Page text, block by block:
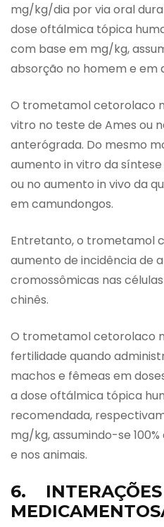
mg/kg/dia por via oral
dose oftálmica tópica
com base em mg/kg,
absorção no homem e em
O trometamol cetorolaco
vitro no teste de Ames ou
anterógrada. Do mesmo
aumento in vitro da
ou no aumento in vivo da
em camundongos.
Entretanto, o trometamol
aumento de incidência de
cromossômicas nas
chinês.
O trometamol cetorolaco
fertilidade quando
machos e fêmeas em
a dose oftálmica tópica
recomendada,
mg/kg, assumindo-se
e nos animais.
6. INTERAÇÕES